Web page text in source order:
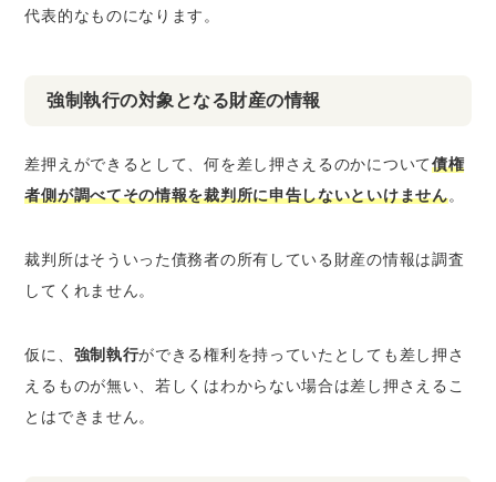
代表的なものになります。
強制執行の対象となる財産の情報
差押えができるとして、何を差し押さえるのかについて債権
者側が調べてその情報を裁判所に申告しないといけません。
裁判所はそういった債務者の所有している財産の情報は調査
してくれません。
仮に、 強制執行ができる権利を持っていたとしても差し押さ
えるものが無い、若しくはわからない場合は差し押さえるこ
とはできません。